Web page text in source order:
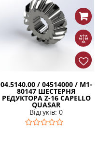
04.5140.00 / 04514000 / M1-
80147 ШЕСТЕРНЯ
РЕДУКТОРА Z-16 CAPELLO
QUASAR
Відгуків: 0